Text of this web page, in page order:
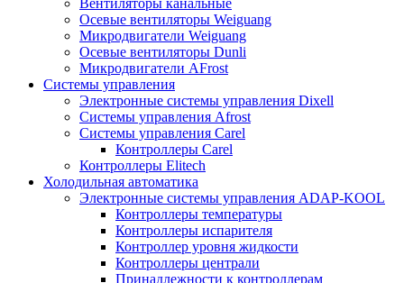
Осевые вентиляторы Weiguang
Микродвигатели Weiguang
Осевые вентиляторы Dunli
Микродвигатели AFrost
Системы управления
Электронные системы управления Dixell
Системы управления Afrost
Системы управления Carel
Контроллеры Carel
Контроллеры Elitech
Холодильная автоматика
Электронные системы управления ADAP-KOOL
Контроллеры температуры
Контроллеры испарителя
Контроллер уровня жидкости
Контроллеры централи
Принадлежности к контроллерам